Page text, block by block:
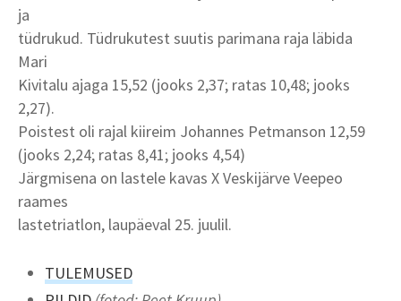
ja
tüdrukud. Tüdrukutest suutis parimana raja läbida
Mari
Kivitalu ajaga 15,52 (jooks 2,37; ratas 10,48; jooks
2,27).
Poistest oli rajal kiireim Johannes Petmanson 12,59
(jooks 2,24; ratas 8,41; jooks 4,54)
Järgmisena on lastele kavas X Veskijärve Veepeo
raames
lastetriatlon, laupäeval 25. juulil.
TULEMUSED